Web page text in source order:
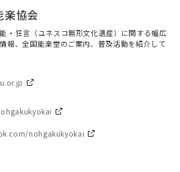
楽協会
・狂言（ユネスコ無形文化遺産）に関する幅広
報、全国能楽堂のご案内、普及活動を紹介して
nohgakukyokai